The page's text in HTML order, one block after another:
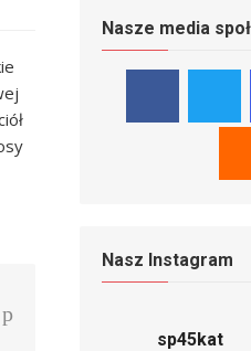
Nasze media
Nasz Instagram
sp45kat